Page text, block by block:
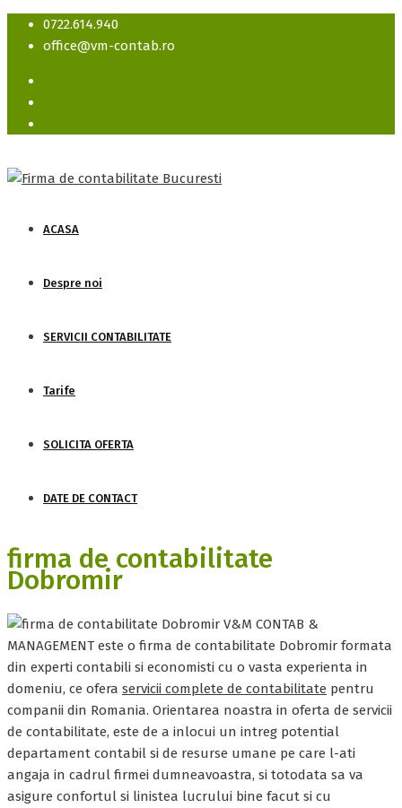
0722.614.940
office@vm-contab.ro
ACASA
Despre noi
SERVICII CONTABILITATE
Tarife
SOLICITA OFERTA
DATE DE CONTACT
firma de contabilitate
Dobromir
V&M CONTAB &
MANAGEMENT este o firma de contabilitate Dobromir formata
din experti contabili si economisti cu o vasta experienta in
domeniu, ce ofera servicii complete de contabilitate pentru
companii din Romania. Orientarea noastra in oferta de servicii
de contabilitate, este de a inlocui un intreg potential
departament contabil si de resurse umane pe care l-ati
angaja in cadrul firmei dumneavoastra, si totodata sa va
asigure confortul si linistea lucrului bine facut si cu